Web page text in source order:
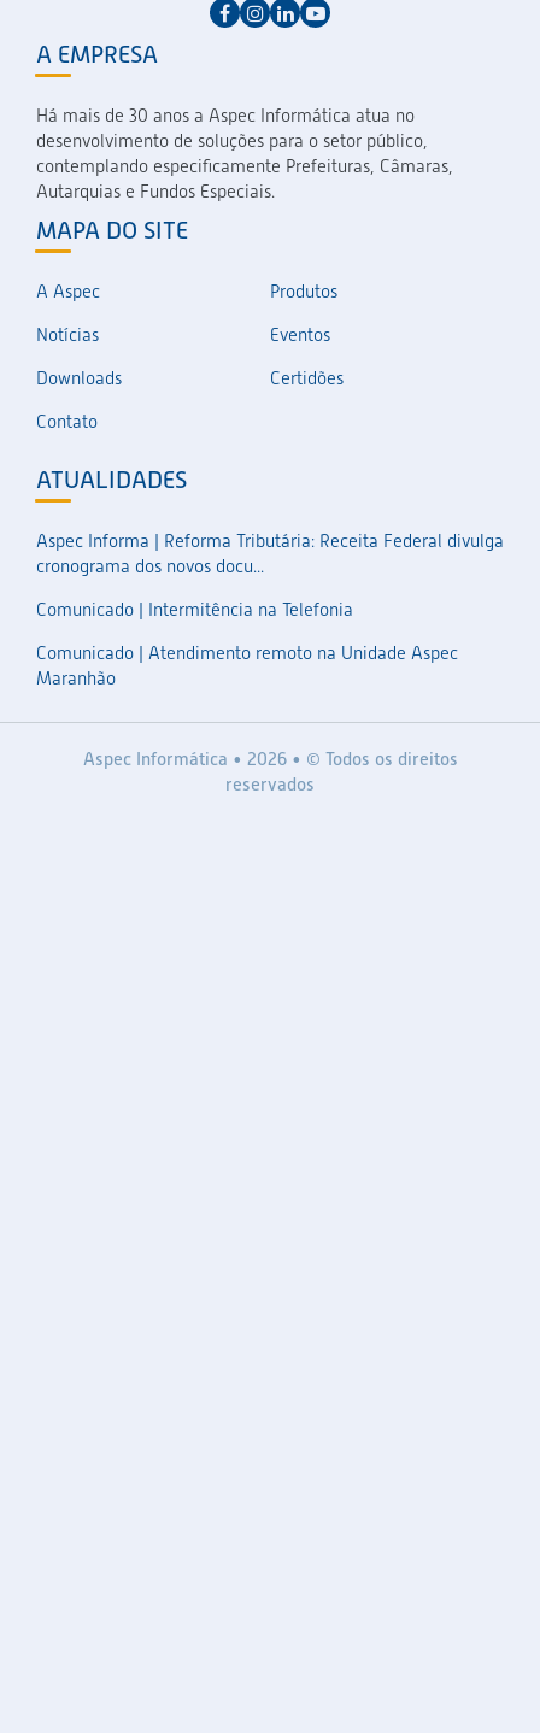
A EMPRESA
Há mais de 30 anos a Aspec Informática atua no
desenvolvimento de soluções para o setor público,
contemplando especificamente Prefeituras, Câmaras,
Autarquias e Fundos Especiais.
MAPA DO SITE
A Aspec
Produtos
Notícias
Eventos
Downloads
Certidões
Contato
ATUALIDADES
Aspec Informa | Reforma Tributária: Receita Federal divulga
cronograma dos novos docu...
Comunicado | Intermitência na Telefonia
Comunicado | Atendimento remoto na Unidade Aspec
Maranhão
Aspec Informática • 2026 • © Todos os direitos
reservados